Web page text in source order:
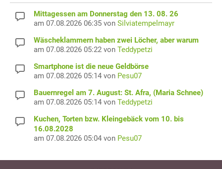
Mittagessen am Donnerstag den 13. 08. 26
am 07.08.2026 06:35 von Silviatempelmayr
Wäscheklammern haben zwei Löcher, aber warum
am 07.08.2026 05:22 von Teddypetzi
Smartphone ist die neue Geldbörse
am 07.08.2026 05:14 von Pesu07
Bauernregel am 7. August: St. Afra, (Maria Schnee)
am 07.08.2026 05:14 von Teddypetzi
Kuchen, Torten bzw. Kleingebäck vom 10. bis
16.08.2028
am 07.08.2026 05:04 von Pesu07